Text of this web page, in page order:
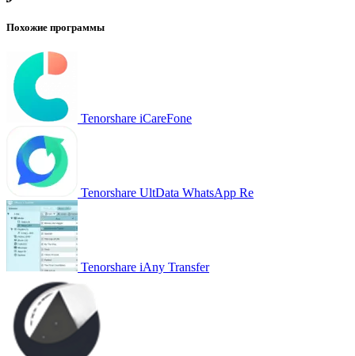
Похожие программы
Tenorshare iCareFone
Tenorshare UltData WhatsApp Re
Tenorshare iAny Transfer